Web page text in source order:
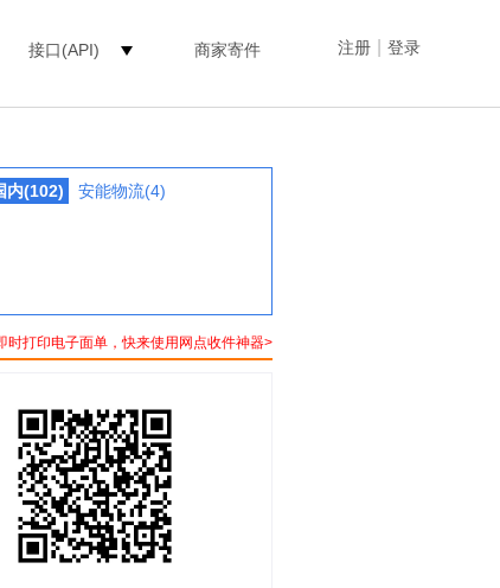
注册 登录
接口(API) 商家寄件
内(102)
安能物流(4)
时打印电子面单，快来使用网点收件神器>